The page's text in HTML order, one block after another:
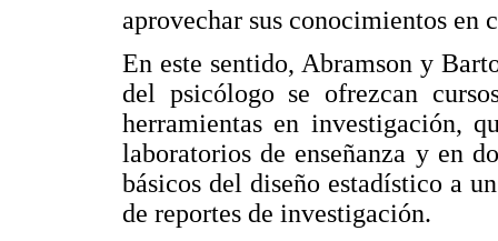
aprovechar sus conocimientos en
En este sentido, Abramson y
del psicólogo se ofrezcan
herramientas en investigación,
laboratorios de enseñanza y en
básicos del diseño estadístico a
de reportes de investigación.